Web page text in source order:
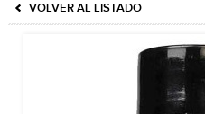
VOLVER AL LISTADO